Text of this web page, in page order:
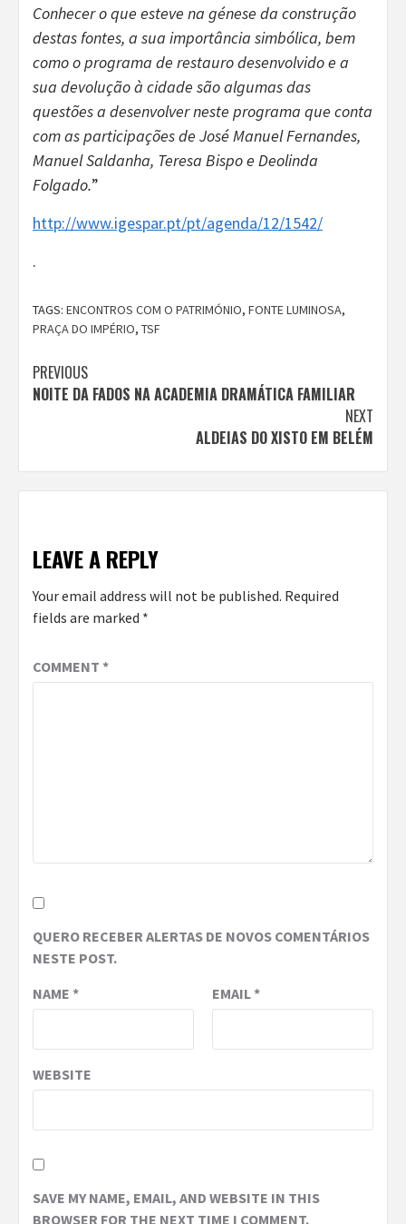
Conhecer o que esteve na génese da construção
destas fontes, a sua importância simbólica, bem
como o programa de restauro desenvolvido e a
sua devolução à cidade são algumas das
questões a desenvolver neste programa que conta
com as participações de José Manuel Fernandes,
Manuel Saldanha, Teresa Bispo e Deolinda
Folgado.”
http://www.igespar.pt/pt/agenda/12/1542/
.
TAGS: ENCONTROS COM O PATRIMÓNIO, FONTE LUMINOSA,
PRAÇA DO IMPÉRIO, TSF
Continue
Reading
PREVIOUS
NOITE DA FADOS NA ACADEMIA DRAMÁTICA FAMILIAR
NEXT
ALDEIAS DO XISTO EM BELÉM
LEAVE A REPLY
Your email address will not be published. Required
fields are marked *
COMMENT *
QUERO RECEBER ALERTAS DE NOVOS COMENTÁRIOS
NESTE POST.
NAME * EMAIL*
WEBSITE
SAVE MY NAME, EMAIL, AND WEBSITE IN THIS
BROWSER FOR THE NEXT TIME I COMMENT.